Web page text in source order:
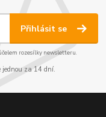
Přihlásit se
rozesílky newsletteru.
za 14 dní.